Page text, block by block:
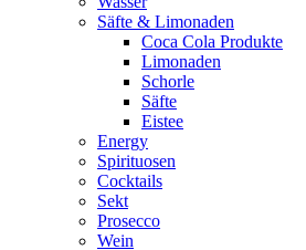
Säfte & Limonaden
Coca Cola Produkte
Limonaden
Schorle
Säfte
Eistee
Energy
Spirituosen
Cocktails
Sekt
Prosecco
Wein